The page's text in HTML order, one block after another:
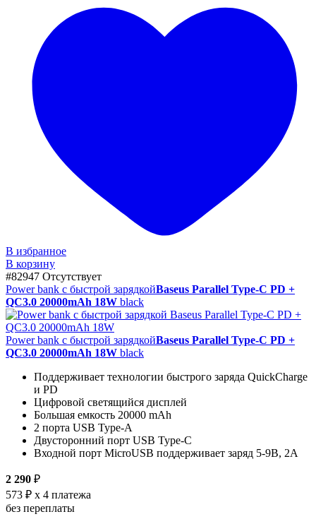
В избранное
В корзину
#82947 Отсутствует
Power bank с быстрой зарядкойBaseus Parallel Type-C PD +
QC3.0 20000mAh 18W black
Power bank с быстрой зарядкойBaseus Parallel Type-C PD +
QC3.0 20000mAh 18W black
Поддерживает технологии быстрого заряда QuickCharge
и PD
Цифровой светящийся дисплей
Большая емкость 20000 mAh
2 порта USB Type-A
Двусторонний порт USB Type-C
Входной порт MicroUSB поддерживает заряд 5-9В, 2А
2 290 ₽
573 ₽ x 4 платежа
без переплаты